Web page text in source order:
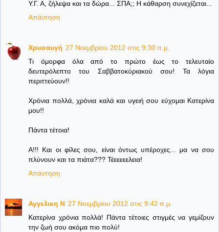
Υ.Γ. Α, ζήλεψα και τα δώρα... ΣΠΑ;; Η κάθαρση συνεχίζεται...
Απάντηση
Χρυσαυγή 27 Νοεμβρίου 2012 στις 9:30 π.μ.
Τι όμορφα όλα από το πρώτο έως το τελευταίο
δευτερόλεπτο του Σαββατοκύριακού σου! Τα λόγια
περιττεύουν!!
Χρόνια πολλά, χρόνια καλά και υγειή σου εύχομαι Κατερίνα
μου!!
Πάντα τέτοια!
Α!!! Και οι φίλες σου, είναι όντως υπέροχες... μα να σου
πλύνουν και τα πιάτα??? Τέεεεεελεια!
Απάντηση
Αγγελικη Ν 27 Νοεμβρίου 2012 στις 9:42 π.μ.
Κατερίνα χρόνια πολλά! Πάντα τέτοιες στιγμές να γεμίζουν
την ζωή σου ακόμα πιο πολύ!